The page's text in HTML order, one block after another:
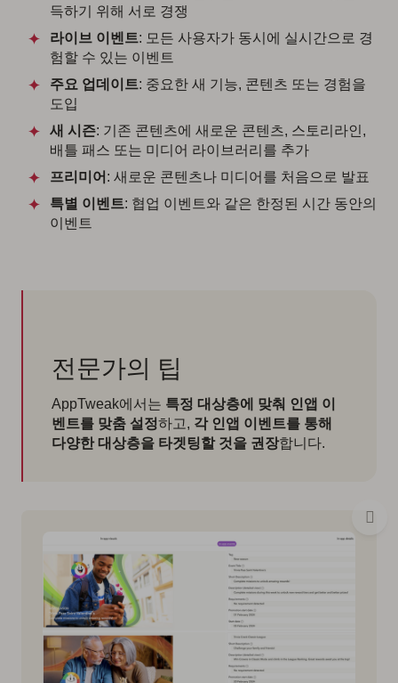
득하기 위해 서로 경쟁
라이브 이벤트: 모든 사용자가 동시에 실시간으로 경
험할 수 있는 이벤트
주요 업데이트: 중요한 새 기능, 콘텐츠 또는 경험을
도입
새 시즌: 기존 콘텐츠에 새로운 콘텐츠, 스토리라인,
배틀 패스 또는 미디어 라이브러리를 추가
프리미어 : 새로운 콘텐츠나 미디어를 처음으로 발표
특별 이벤트: 협업 이벤트와 같은 한정된 시간 동안의
이벤트
전문가의 팁
AppTweak에서는 특정 대상층에 맞춰 인앱 이
벤트를 맞춤 설정하고, 각 인앱 이벤트를 통해
다양한 대상층을 타겟팅할 것을 권장합니다.